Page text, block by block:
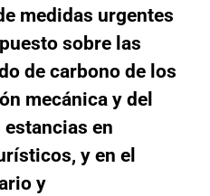
medidas urgentes
sobre las
de carbono de los
mecánica y del
en
y en el
y